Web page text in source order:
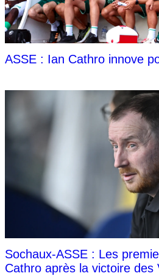
ASSE : Ian Cathro innove
Sochaux-ASSE : Les
Cathro après la victoire des